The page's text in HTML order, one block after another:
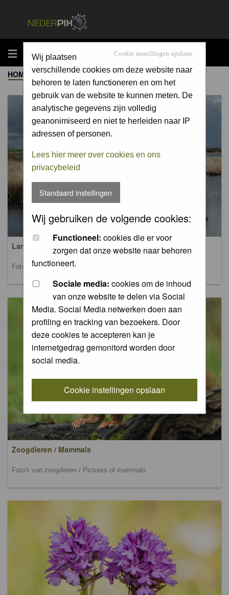
MENU Cookie instellingen opslaan
Wij plaatsen
verschillende cookies om deze website naar
behoren te laten functioneren en om het
gebruik van de website te kunnen meten. De
analytische gegevens zijn volledig
geanonimiseerd en niet te herleiden naar IP
adressen of personen.
Lees hier meer over cookies en ons
privacybeleid
Standaard instellingen
Wij gebruiken de volgende cookies:
Functioneel: cookies die er voor
zorgen dat onze website naar behoren
functioneert.
Sociale media: cookies om de inhoud
van onze website te delen via Social
Media. Social Media netwerken doen aan
profiling en tracking van bezoekers. Door
deze cookies te accepteren kan je
internetgedrag gemonitord worden door
social media.
Cookie instellingen opslaan
HOME ->ALBUM
Landschappen / Landscapes
Foto's van landschappen / Pictures of landscapes
Zoogdieren / Mammals
Foto's van zoogdieren / Pictures of mammals